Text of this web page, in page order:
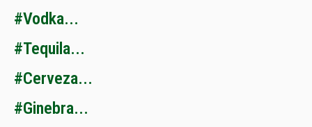
#Vod ka...
#Tequi a...
#Cerveza...
#Ginebra...